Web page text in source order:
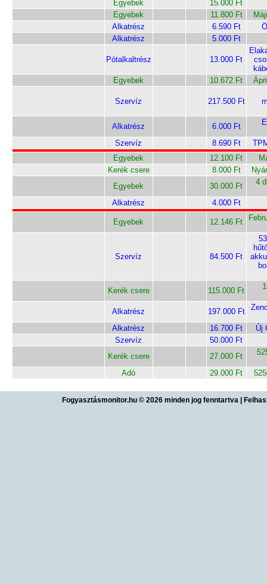
Egyebek
15.000 Ft
Egyebek
11.800 Ft
Alkatrész
6.590 Ft
Alkatrész
5.000 Ft
Pótalkaltrész 13.000 Ft
Egyebek
10.672 Ft
Szervíz 217.500 Ft
Alkatrész 6.000 Ft
Szervíz 8.690 Ft
Egyebek
12.100 Ft
Kerék csere
8.000 Ft
Egyebek
30.000 Ft 4
Alkatrész 4.000 Ft
Egyebek 12.146 Ft
Szervíz 84.500 Ft
Kerék csere 115.000 Ft
Alkatrész 197.000 Ft
Alkatrész 16.700 Ft
Új
Szervíz
50.000 Ft
Kerék csere
27.000 Ft
Adó 29.000 Ft
Fogyasztásmonitor.hu © 2026 minden jog fenntartva